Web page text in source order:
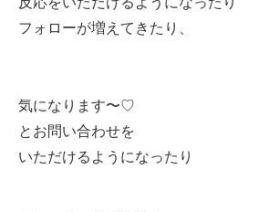
フォローが増えてきたり、
気になります〜♡
とお問い合わせを
いただけるようになったり